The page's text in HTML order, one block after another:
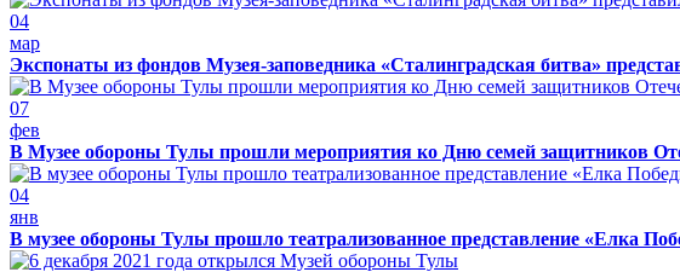
04
мар
Экспонаты из фондов Музея-заповедника «Сталинградская битва»
07
фев
В Музее обороны Тулы прошли мероприятия ко Дню семей защитников
04
янв
В музее обороны Тулы прошло театрализованное представление «Елка